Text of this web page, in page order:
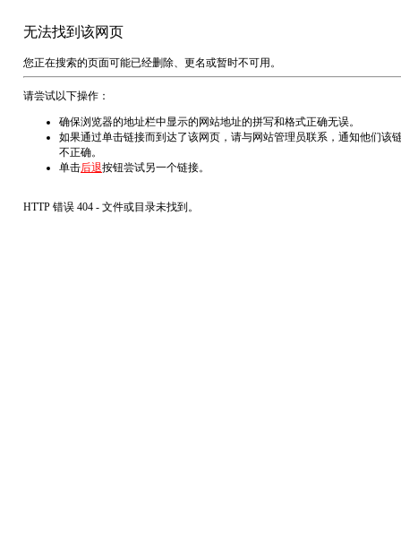
无法找到该网页
您正在搜索的页面可能已经删除、更名或暂时不可用。
请尝试以下操作：
确保浏览器的地址栏中显示的网站地址的拼写和格式正确无误。
如果通过单击链接而到达了该网页，请与网站管理员联系，通知他们该
不正确。
单击后退按钮尝试另一个链接。
HTTP 错误 404 - 文件或目录未找到。